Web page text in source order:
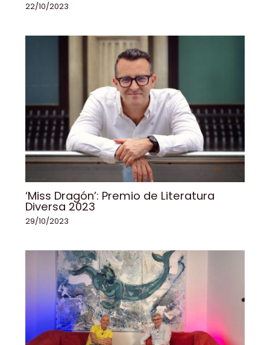
22/10/2023
‘Miss Dragón’: Premio de Literatura
Diversa 2023
29/10/2023